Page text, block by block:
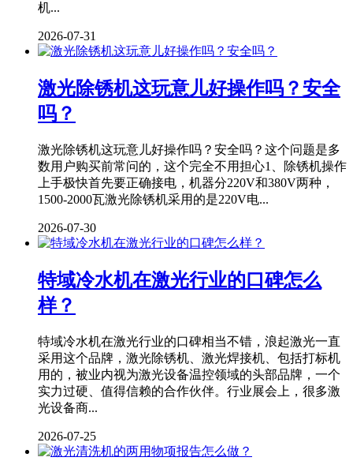
机...
2026-07-31
激光除锈机这玩意儿好操作吗？安全
吗？
激光除锈机这玩意儿好操作吗？安全吗？这个问题是多
数用户购买前常问的，这个完全不用担心1、除锈机操作
上手极快首先要正确接电，机器分220V和380V两种，
1500-2000瓦激光除锈机采用的是220V电...
2026-07-30
特域冷水机在激光行业的口碑怎么
样？
特域冷水机在激光行业的口碑相当不错，浪起激光一直
采用这个品牌，激光除锈机、激光焊接机、包括打标机
用的，被业内视为激光设备温控领域的头部品牌，一个
实力过硬、值得信赖的合作伙伴。行业展会上，很多激
光设备商...
2026-07-25